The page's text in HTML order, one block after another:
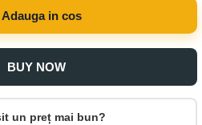
Adauga in cos
BUY NOW
un preț mai bun?